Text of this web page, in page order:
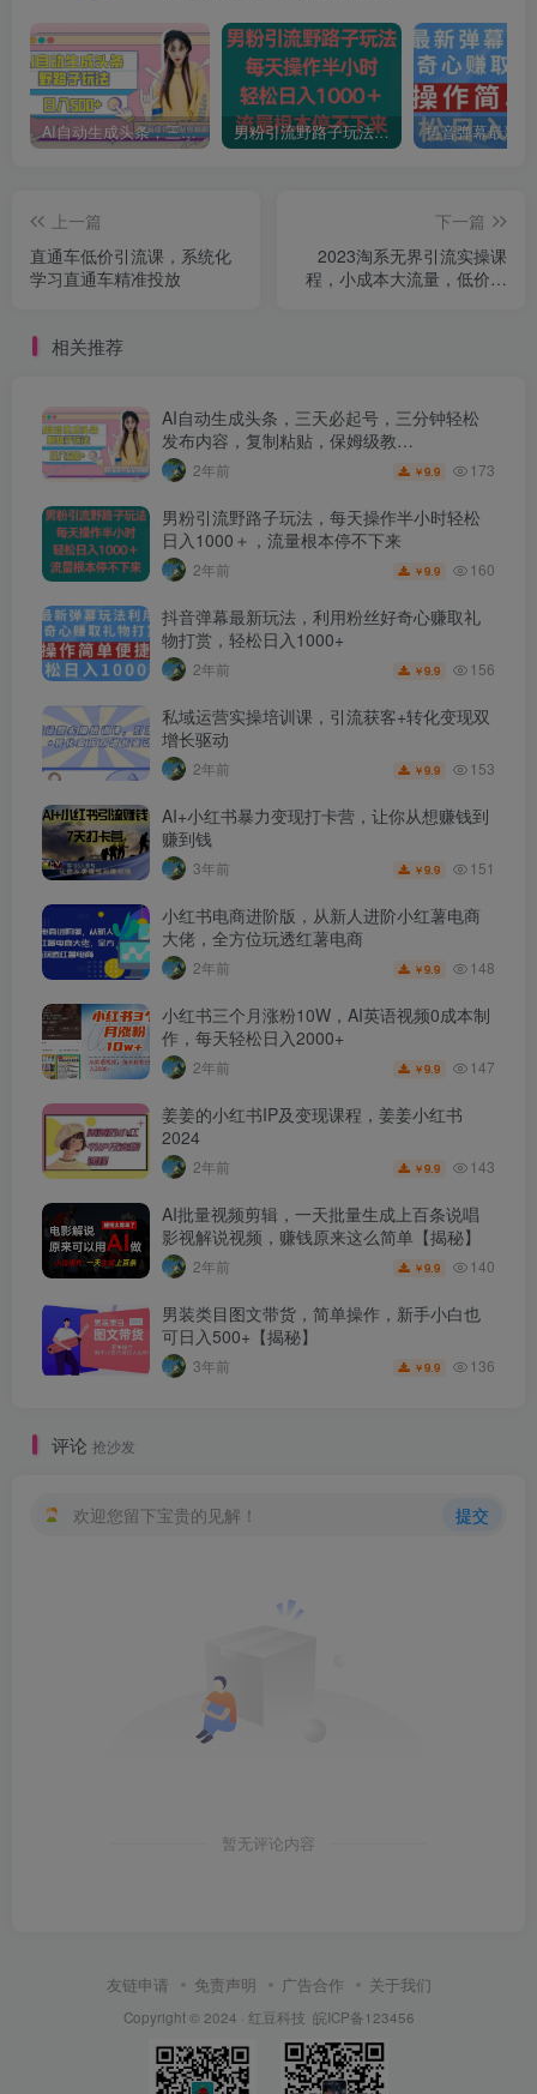
AI自动生成头条，三天必起号，三分钟轻松发布内容，复制粘贴，保姆级教… 男粉引流野路子玩法，每天操作半小时轻松日入1000＋，流量根本停不下来
上一篇
直通车低价引流课，系统化
学习直通车精准投放
下一篇
2023淘系无界引流实操课
程，​小成本大流量，低价引
相关推荐
AI自动生成头条，三天必起号，三分钟轻松
发布内容，复制粘贴，保姆级教…
2年前 ￥9.9 173
男粉引流野路子玩法，每天操作半小时轻松
日入1000＋，流量根本停不下来
2年前 ￥9.9 160
抖音弹幕最新玩法，利用粉丝好奇心赚取礼
物打赏，轻松日入1000+
2年前 ￥9.9 156
私域运营实操培训课，引流获客+转化变现双
增长驱动
2年前 ￥9.9 153
AI+小红书暴力变现打卡营，让你从想赚钱到
赚到钱
3年前 ￥9.9 151
小红书电商进阶版，从新人进阶小红薯电商
大佬，全方位玩透红薯电商
2年前 ￥9.9 148
小红书三个月涨粉10W，AI英语视频0成本制
作，每天轻松日入2000+
2年前 ￥9.9 147
姜姜的小红书IP及变现课程，姜姜小红书
2024
2年前 ￥9.9 143
AI批量视频剪辑，一天批量生成上百条说唱
影视解说视频，赚钱原来这么简单【揭秘】
2年前 ￥9.9 140
男装类目图文带货，简单操作，新手小白也
可日入500+【揭秘】
3年前 ￥9.9 136
评论 抢沙发
欢迎您留下宝贵的见解！ 提交
暂无评论内容
友链申请 免责声明 广告合作 关于我们
Copyright © 2024 · 红豆科技 皖ICP备123456